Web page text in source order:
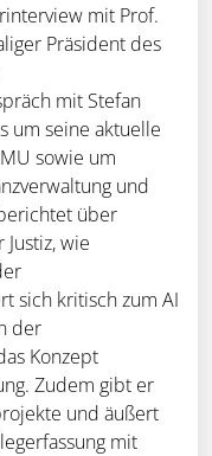
mit Prof.
Präsident des
mit Stefan
um seine aktuelle
sowie um
und
über
wie
sich kritisch zum AI
der
Konzept
Zudem gibt er
und äußert
mit